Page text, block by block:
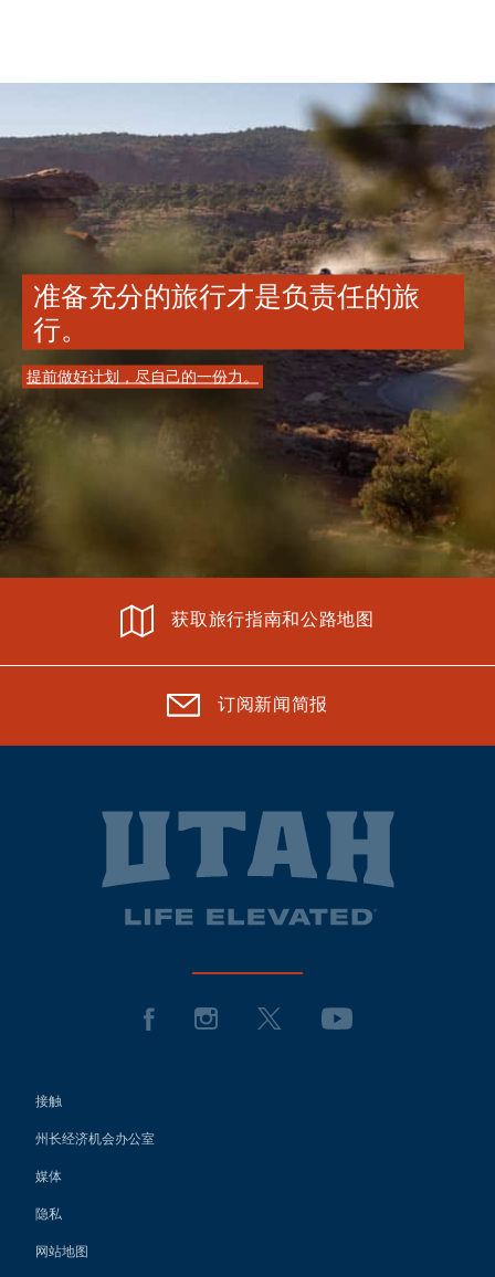
准备充分的旅行才是负责任的旅
行。
提前做好计划，尽自己的一份力。
获取旅行指南和公路地图
订阅新闻简报
接触
州长经济机会办公室
媒体
隐私
网站地图